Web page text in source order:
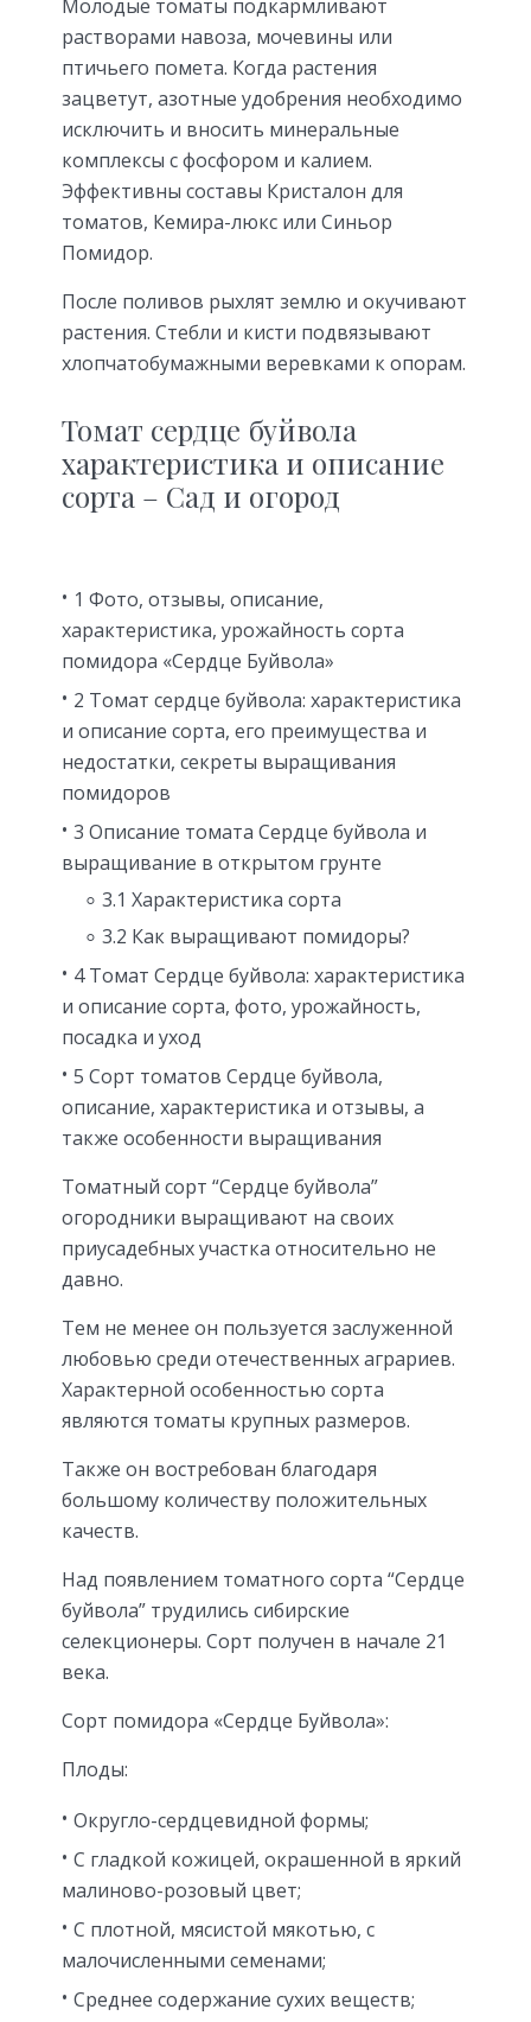
Молодые томаты подкармливают
растворами навоза, мочевины или
птичьего помета. Когда растения
зацветут, азотные удобрения необходимо
исключить и вносить минеральные
комплексы с фосфором и калием.
Эффективны составы Кристалон для
томатов, Кемира-люкс или Синьор
Помидор.
После поливов рыхлят землю и окучивают
растения. Стебли и кисти подвязывают
хлопчатобумажными веревками к опорам.
Томат сердце буйвола
характеристика и описание
сорта – Сад и огород
1 Фото, отзывы, описание,
характеристика, урожайность сорта
помидора «Сердце Буйвола»
2 Томат сердце буйвола: характеристика
и описание сорта, его преимущества и
недостатки, секреты выращивания
помидоров
3 Описание томата Сердце буйвола и
выращивание в открытом грунте
3.1 Характеристика сорта
3.2 Как выращивают помидоры?
4 Томат Сердце буйвола: характеристика
и описание сорта, фото, урожайность,
посадка и уход
5 Сорт томатов Сердце буйвола,
описание, характеристика и отзывы, а
также особенности выращивания
Томатный сорт “Сердце буйвола”
огородники выращивают на своих
приусадебных участка относительно не
давно.
Тем не менее он пользуется заслуженной
любовью среди отечественных аграриев.
Характерной особенностью сорта
являются томаты крупных размеров.
Также он востребован благодаря
большому количеству положительных
качеств.
Над появлением томатного сорта “Сердце
буйвола” трудились сибирские
селекционеры. Сорт получен в начале 21
века.
Сорт помидора «Сердце Буйвола»:
Плоды:
Округло-сердцевидной формы;
С гладкой кожицей, окрашенной в яркий
малиново-розовый цвет;
С плотной, мясистой мякотью, с
малочисленными семенами;
Среднее содержание сухих веществ;